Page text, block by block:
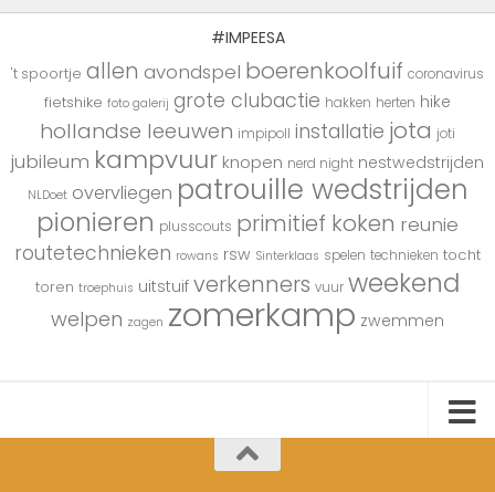
#IMPEESA
't spoortje allen avondspel boerenkoolfuif coronavirus
fietshike foto galerij grote clubactie hakken herten hike
hollandse leeuwen impipoll installatie jota joti
jubileum kampvuur knopen nerd night nestwedstrijden
NLDoet overvliegen patrouille wedstrijden
pionieren plusscouts primitief koken reunie
routetechnieken rowans rsw Sinterklaas spelen technieken tocht
toren troephuis uitstuif verkenners vuur weekend
welpen zagen zomerkamp zwemmen